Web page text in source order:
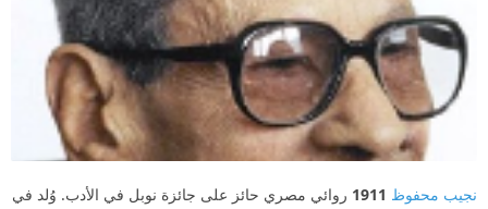
نجيب محفوظ 1911 روائي مصري حائز على جائزة نوبل في الأدب. وُلد في